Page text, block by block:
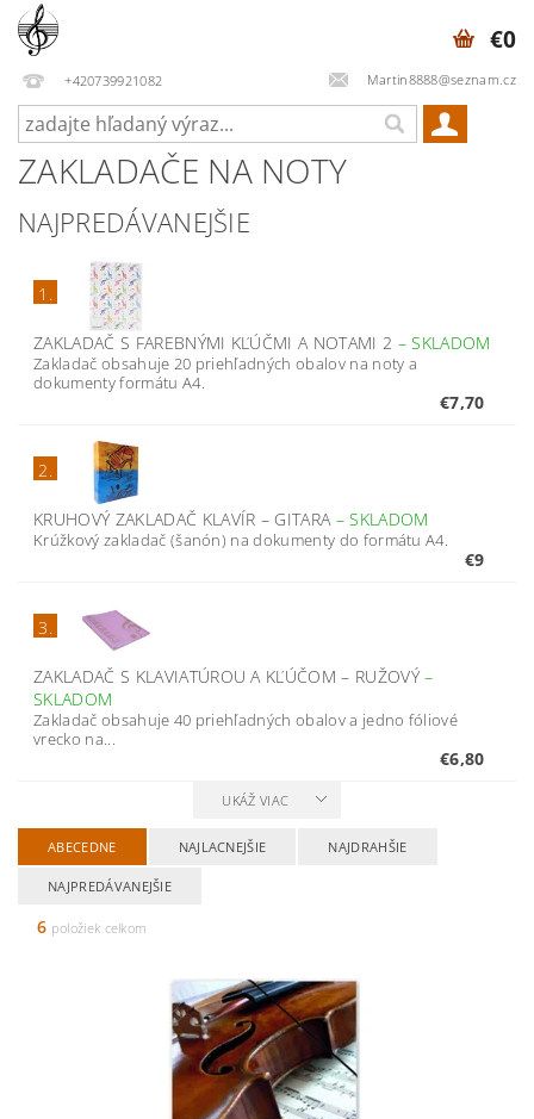
+420739921082 Martin8888@seznam.cz
€0
ZAKLADAČE NA NOTY
NAJPREDÁVANEJŠIE
1.
ZAKLADAČ S FAREBNÝMI KĽÚČMI A NOTAMI 2 –SKLADOM
Zakladač obsahuje 20 priehľadných obalov na noty a
dokumenty formátu A4.
€7,70
2.
KRUHOVÝ ZAKLADAČ KLAVÍR – GITARA –SKLADOM
Krúžkový zakladač (šanón) na dokumenty do formátu A4.
€9
3.
ZAKLADAČ S KLAVIATÚROU A KĽÚČOM – RUŽOVÝ–
SKLADOM
Zakladač obsahuje 40 priehľadných obalov a jedno fóliové
vrecko na...
€6,80
UKÁŽ VIAC
ABECEDNE NAJLACNEJŠIE NAJDRAHŠIE
NAJPREDÁVANEJŠIE
6 položiek celkom